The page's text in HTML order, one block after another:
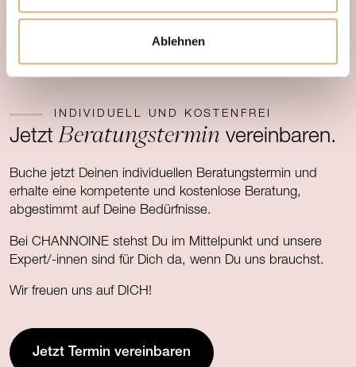
Ablehnen
INDIVIDUELL UND KOSTENFREI
JetztBeratungstermin vereinbaren.
Buche jetzt Deinen individuellen Beratungstermin und
erhalte eine kompetente und kostenlose Beratung,
abgestimmt auf Deine Bedürfnisse.
Bei CHANNOINE stehst Du im Mittelpunkt und unsere
Expert/-innen sind für Dich da, wenn Du uns brauchst.
Wir freuen uns auf DICH!
Jetzt Termin vereinbaren